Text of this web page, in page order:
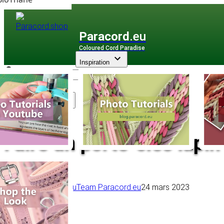
Paracord .eu
Coloured Cord Paradise
Assortiment
Inspiration
Faire un porte-clés
Retour à l'aperçu
Team Paracord.eu24 mars 2023
Paracord